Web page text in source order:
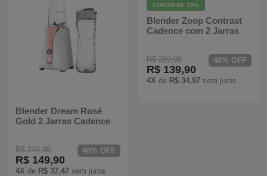
Blender Dream Rosé
Gold 2 Jarras Cadence
R$ 249,90
R$ 149,90
4X de R$ 37,47 sem juros
40% OFF
CUPOM DE 15%
Blender Zoop Contrast
Cadence com 2 Jarras
R$ 269,90
R$ 139,90
4X de R$ 34,97 sem juros
48% OFF